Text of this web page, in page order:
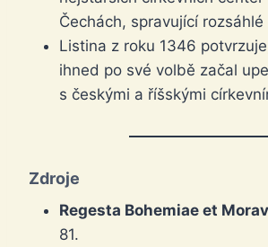
Čechách, spravující rozsáhlé
Listina z roku 1346
ihned po své volbě začal
s českými a říšskými
Zdroje
Regesta Bohemiae et
81.